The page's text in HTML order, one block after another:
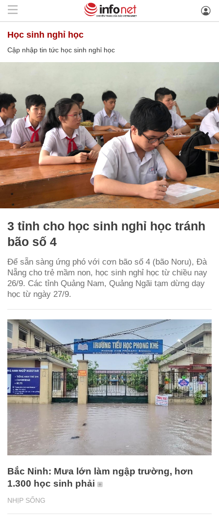
học sinh nghỉ học
Cập nhập tin tức học sinh nghỉ học
3 tỉnh cho học sinh nghỉ học tránh
bão số 4
Để sẵn sàng ứng phó với cơn bão số 4 (bão Noru), Đà
Nẵng cho trẻ mầm non, học sinh nghỉ học từ chiều nay
26/9. Các tỉnh Quảng Nam, Quảng Ngãi tạm dừng dạy
học từ ngày 27/9.
NHỊP SỐNG
Bắc Ninh: Mưa lớn làm ngập trường, hơn
1.300 học sinh phải